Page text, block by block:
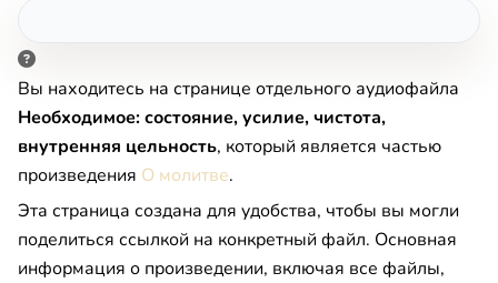
Вы находитесь на странице отдельного аудиофайла
Необходимое: состояние, усилие, чистота,
внутренняя цельность, который является частью
произведения О молитве.
Эта страница создана для удобства, чтобы вы могли
поделиться ссылкой на конкретный файл. Основная
информация о произведении, включая все файлы,